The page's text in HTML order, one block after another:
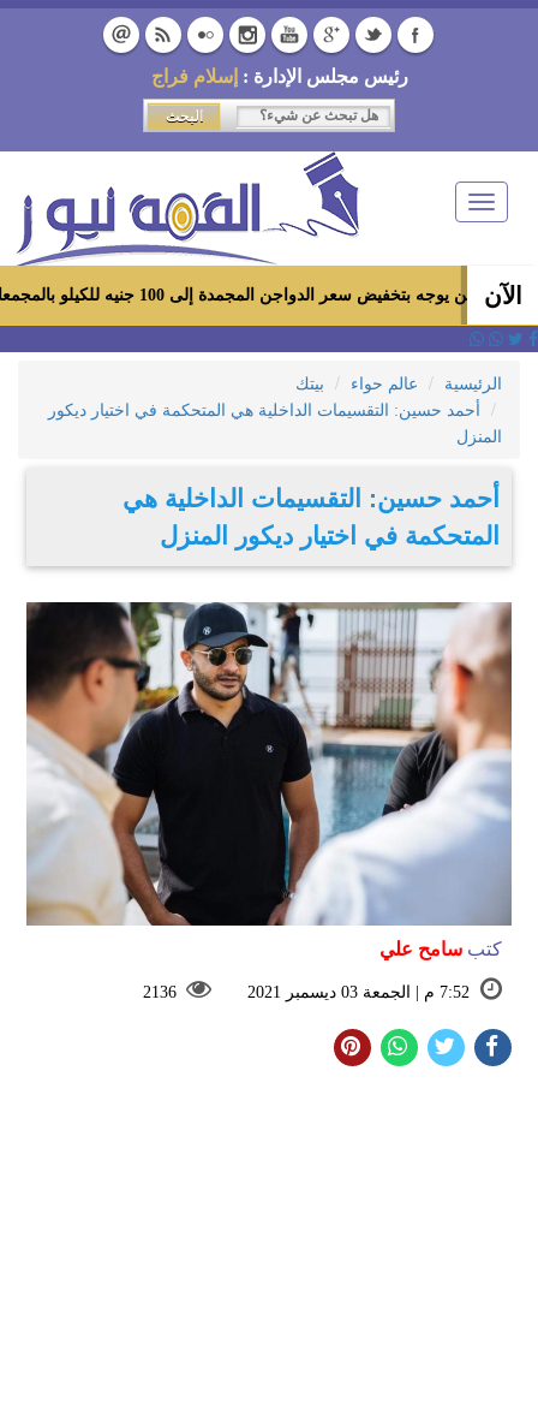
رئيس مجلس الإدارة : إسلام فراج
Toggle
navigation
الآن
بتخفيض سعر الدواجن المجمدة إلى 100 جنيه للكيلو بالمجمعات الاستهلاكية ومعارض «أهلاً رمضان»
الرئيسية عالم حواء
بيتك
أحمد حسين: التقسيمات الداخلية هي المتحكمة في اختيار ديكور
المنزل
أحمد حسين: التقسيمات الداخلية هي
المتحكمة في اختيار ديكور المنزل
كتب سامح علي
7:52 م | الجمعة 03 ديسمبر 2021 2136